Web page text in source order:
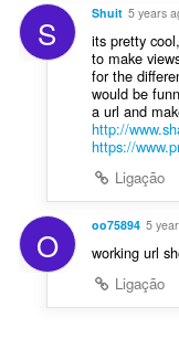
S Shuit 5 years
its pretty
to make
for the
would be
a url and
http://
https://
Ligação
O oo75894 5
working url
Ligação